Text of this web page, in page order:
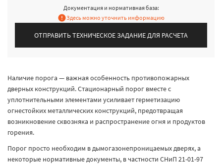
Документация и нормативная база:
Здесь можно уточнить информацию
ОТПРАВИТЬ ТЕХНИЧЕСКОЕ ЗАДАНИЕ ДЛЯ РАСЧЕТА
Наличие порога — важная особенность противопожарных
дверных конструкций. Стационарный порог вместе с
уплотнительными элементами усиливает герметизацию
огнестойких металлических конструкций, предотвращая
возникновение сквозняка и распространение огня и продуктов
горения.
Порог просто необходим в дымогазонепроницаемых дверях, а
некоторые нормативные документы, в частности СНиП 21-01-97